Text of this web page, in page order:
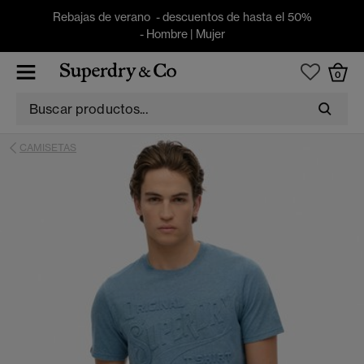
Rebajas de verano - descuentos de hasta el 50%
- Hombre| Mujer
0
CAMISETAS